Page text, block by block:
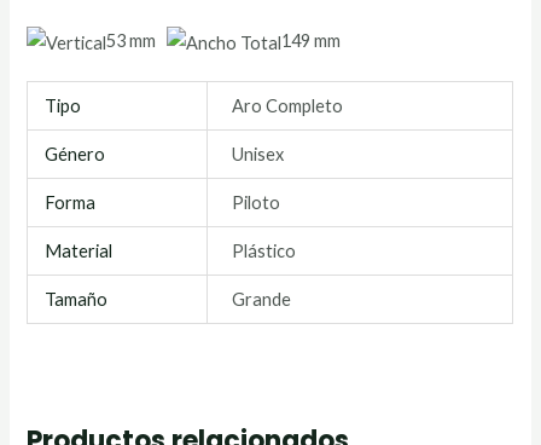
53 mm 149 mm
Tipo Aro Completo
Género Unisex
Forma Piloto
Material Plástico
Tamaño Grande